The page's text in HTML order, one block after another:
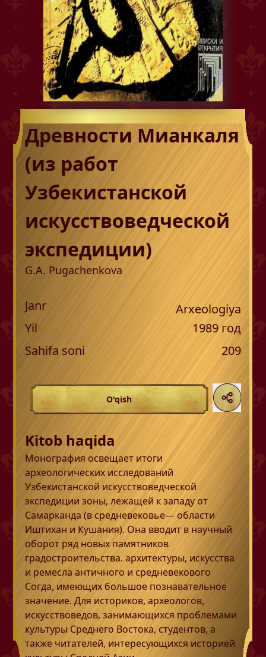
Древности Мианкаля
(из работ
Узбекистанской
искусствоведческой
экспедиции)
G.A. Pugachenkova
Janr
Arxeologiya
Yil
1989год
Sahifa soni
209
O'qish
Kitob haqida
Монография освещает итоги
археологических исследований
Узбекистанской искусствоведческой
экспедиции зоны, лежащей к западу от
Самарканда (в средневековье— области
Иштихан и Кушания). Она вводит в научный
оборот ряд новых памятников
градостроительства. архитектуры, искусства
и ремесла античного и средневекового
Согда, имеющих большое познавательное
значение. Для историков, археологов,
искусствоведов, занимающихся проблемами
культуры Среднего Востока, студентов, а
также читателей, интересующихся историей